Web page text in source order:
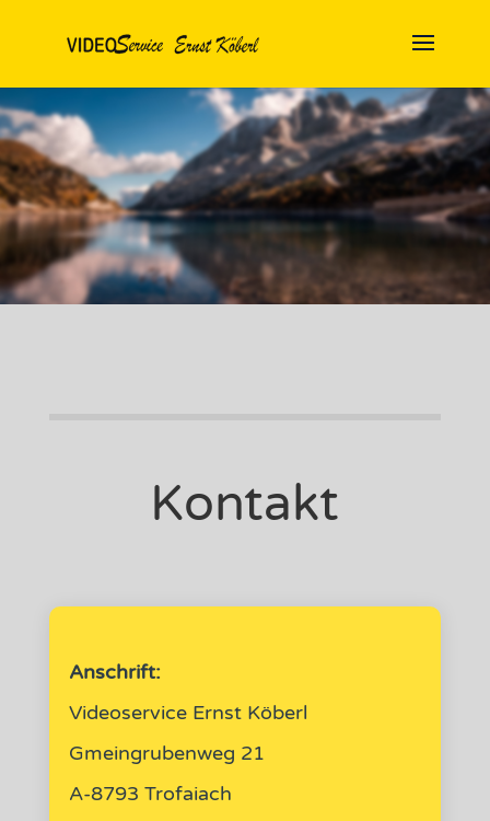
Kontakt
Anschrift:
Videoservice Ernst Köberl
Gmeingrubenweg 21
A-8793 Trofaiach